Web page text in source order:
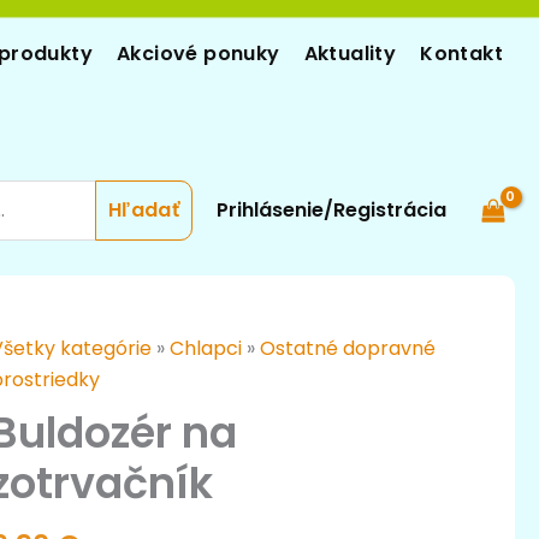
Akciové ponuky Aktuality Kontakt
Prihlásenie/Registrácia
kategórie »Chlapci »Ostatné dopravné
na
zotrvačník